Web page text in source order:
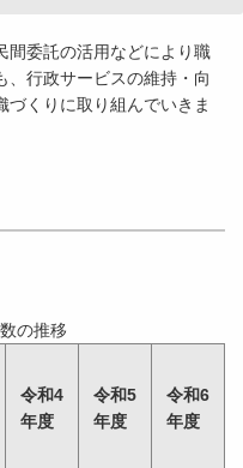
委託の活用などにより職
、行政サービスの維持・向
くりに取り組んでいきま
の推移
令和4
年度
令和5
年度
令和6
年度